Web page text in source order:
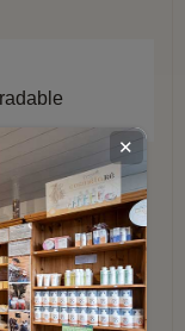
AU PANIER
✕